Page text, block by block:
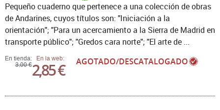
En tienda:
3,00 €
En la web:
2,85 € AGOTADO/DESCATALOGADO
Pequeño cuaderno que pertenece a una colección de obras
de Andarines, cuyos títulos son: "Iniciación a la
orientación"; "Para un acercamiento a la Sierra de Madrid en
transporte público"; "Gredos cara norte"; "El arte de ...